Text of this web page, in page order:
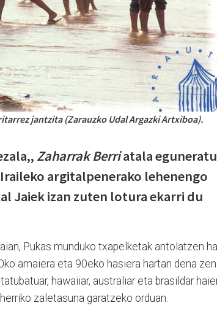
jantzita (Zarauzko Udal Argazki Artxiboa).
Zaharrak Berriatala eguneratu
argitalpenerako lehenengo
Jaiek izan zuten lotura ekarri du
Pukas munduko txapelketak antolatzen
amaiera eta 90eko hasiera hartan dena zen
hawaiiar, australiar eta brasildar
zaletasuna garatzeko orduan.